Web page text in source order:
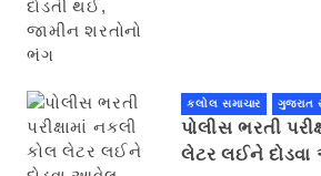
કલોલ સમાચાર ગુજરાત
પોલીસ ભરતી
લેટર લઈને